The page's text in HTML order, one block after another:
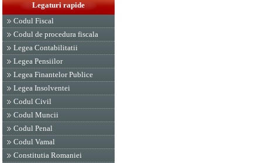
Legaturi rapide
Codul Fiscal
Codul de procedura fiscala
Legea Contabilitatii
Legea Pensiilor
Legea Finantelor Publice
Legea Insolventei
Codul Civil
Codul Muncii
Codul Penal
Codul Vamal
Constitutia Romaniei